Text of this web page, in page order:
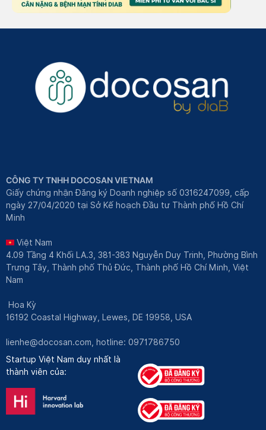
CÔNG TY TNHH DOCOSAN VIETNAM
Giấy chứng nhận Đăng ký Doanh nghiệp số 0316247099, cấp
ngày 27/04/2020 tại Sở Kế hoạch Đầu tư Thành phố Hồ Chí
Minh
Việt Nam
4.09 Tầng 4 Khối LA.3, 381-383 Nguyễn Duy Trinh, Phường Bình
Trưng Tây, Thành phố Thủ Đức, Thành phố Hồ Chí Minh, Việt
Nam
Hoa Kỳ
16192 Coastal Highway, Lewes, DE 19958, USA
lienhe@docosan.com , hotline: 0971786750
Startup Việt Nam duy nhất là
thành viên của: